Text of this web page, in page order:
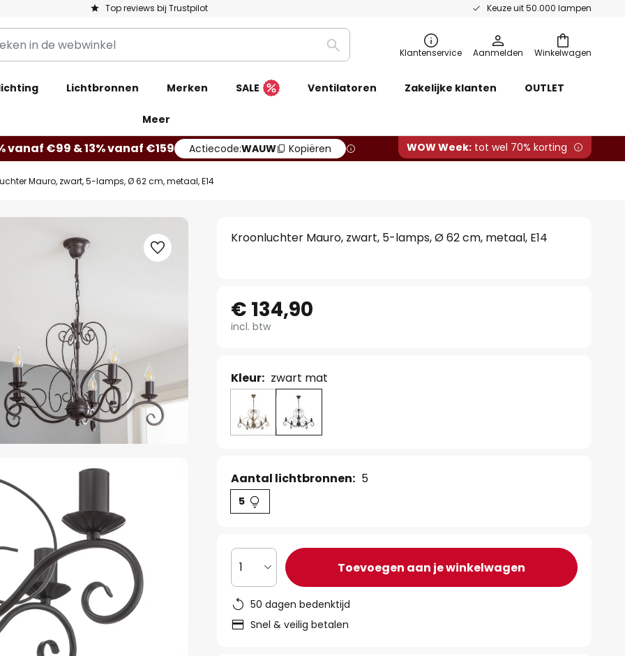
Top reviews bij Trustpilot Keuze uit 50.000 lampen
Winkelwagen
Zoeken Klantenservice Aanmelden
Lichtbronnen Merken SALE Ventilatoren Zakelijke klanten OUTLET
Meer
vanaf €99 & 13% vanaf €159 Actiecode:WAUW Kopiëren WOW Week: tot wel 70% korting
Mauro, zwart, 5-lamps, Ø 62 cm, metaal, E14
Kroonluchter Mauro, zwart, 5-lamps, Ø 62 cm, metaal, E14
€ 134,90
incl. btw
Kleur: zwart mat
Aantal lichtbronnen: 5
5
1 Toevoegen aan je winkelwagen
50 dagen bedenktijd
Snel & veilig betalen